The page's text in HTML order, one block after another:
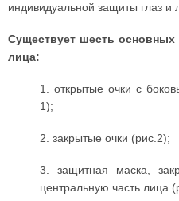
индивидуальной защиты глаз и
Существует шесть основных
лица:
1. открытые очки с
1);
2. закрытые очки (рис.2);
3. защитная маска,
центральную часть лица